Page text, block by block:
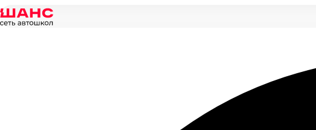
Главная/Новости